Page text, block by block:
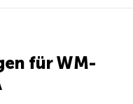
für WM-